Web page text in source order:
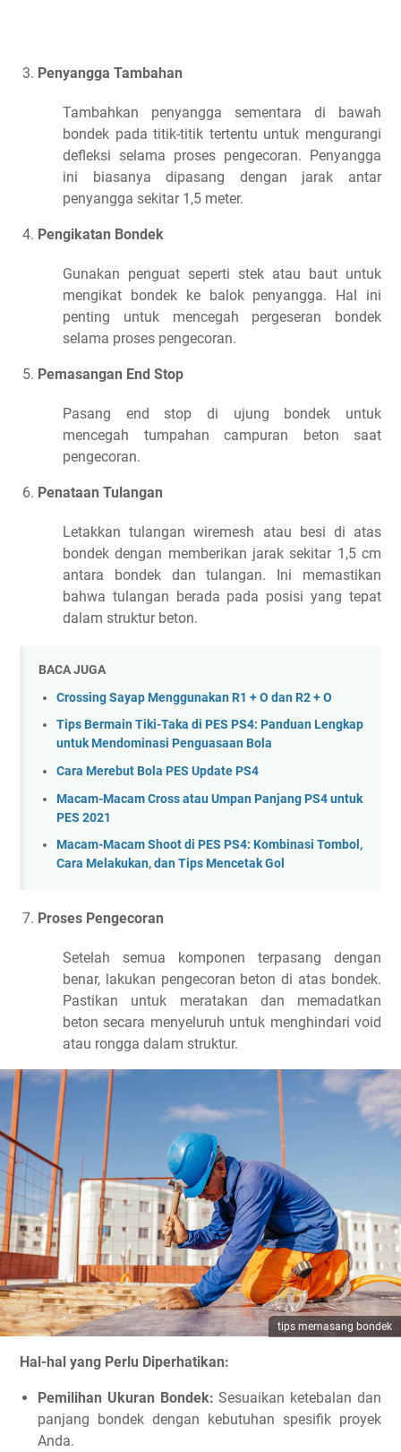
Penyangga Tambahan
Tambahkan penyangga sementara di bawah
bondek pada titik-titik tertentu untuk mengurangi
defleksi selama proses pengecoran. Penyangga
ini biasanya dipasang dengan jarak antar
penyangga sekitar 1,5 meter.
Pengikatan Bondek
Gunakan penguat seperti stek atau baut untuk
mengikat bondek ke balok penyangga. Hal ini
penting untuk mencegah pergeseran bondek
selama proses pengecoran.
Pemasangan End Stop
Pasang end stop di ujung bondek untuk
mencegah tumpahan campuran beton saat
pengecoran.
Penataan Tulangan
Letakkan tulangan wiremesh atau besi di atas
bondek dengan memberikan jarak sekitar 1,5 cm
antara bondek dan tulangan. Ini memastikan
bahwa tulangan berada pada posisi yang tepat
dalam struktur beton.
BACA JUGA
Crossing Sayap Menggunakan R1 + O dan R2 + O
Tips Bermain Tiki-Taka di PES PS4: Panduan Lengkap
untuk Mendominasi Penguasaan Bola
Cara Merebut Bola PES Update PS4
Macam-Macam Cross atau Umpan Panjang PS4 untuk
PES 2021
Macam-Macam Shoot di PES PS4: Kombinasi Tombol,
Cara Melakukan, dan Tips Mencetak Gol
Proses Pengecoran
Setelah semua komponen terpasang dengan
benar, lakukan pengecoran beton di atas bondek.
Pastikan untuk meratakan dan memadatkan
beton secara menyeluruh untuk menghindari void
atau rongga dalam struktur.
tips memasang bondek
Hal-hal yang Perlu Diperhatikan:
Pemilihan Ukuran Bondek: Sesuaikan ketebalan dan
panjang bondek dengan kebutuhan spesifik proyek
Anda.